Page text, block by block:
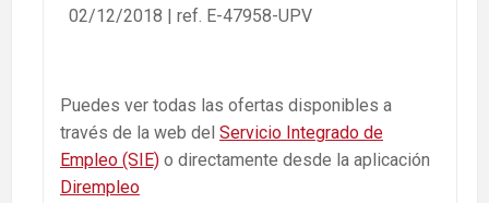
02/12/2018 | ref. E-47958-UPV
Puedes ver todas las ofertas disponibles a
través de la web del Servicio Integrado de
Empleo (SIE) o directamente desde la aplicación
Dirempleo